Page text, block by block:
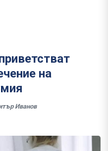
на
Иванов